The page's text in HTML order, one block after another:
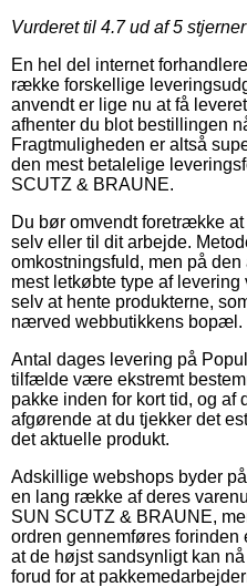
Vurderet til 4.7ud af 5
En hel del internet
række forskellige
anvendt er lige nu at få
afhenter du blot bestillingen
Fragtmuligheden er altså
den mest betalelige
SCUTZ & BRAUNE.
Du bør omvendt foretrække
selv eller til dit arbejde.
omkostningsfuld, men på
mest letkøbte type af
selv at hente produkterne,
nærved webbutikkens bopæl.
Antal dages levering på
tilfælde være ekstremt
pakke inden for kort tid, og af
afgørende at du tjekker det
det aktuelle produkt.
Adskillige webshops byder
en lang række af deres
SUN SCUTZ & BRAUNE,
ordren gennemføres forinden
at de højst sandsynligt kan
forud for at